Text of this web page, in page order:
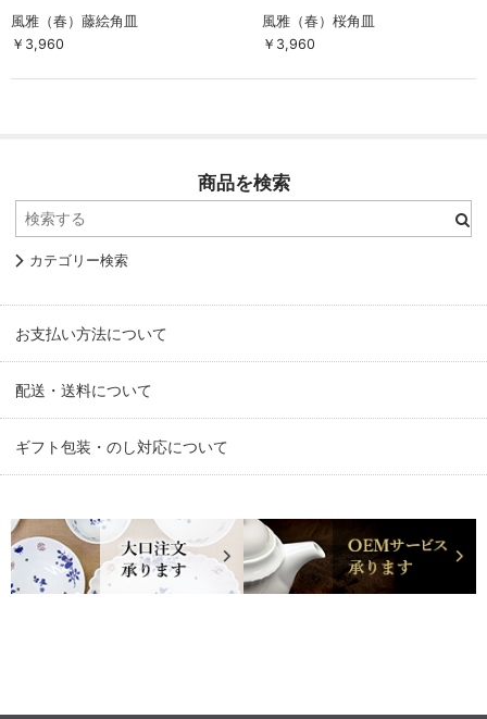
風雅（春）藤絵角皿
￥3,960
風雅（春）桜角皿
￥3,960
商品を検索
カテゴリー検索
お支払い方法について
配送・送料について
ギフト包装・のし対応について